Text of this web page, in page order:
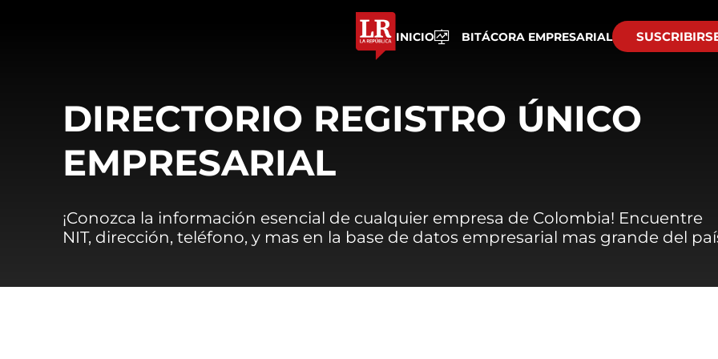
INICIO BITÁCORA EMPRESARIAL
DIRECTORIO REGISTRO ÚNICO
EMPRESARIAL
¡Conozca la información esencial de cualquier empresa de Colombia! Encuentre
NIT, dirección, teléfono, y mas en la base de datos empresarial mas grande del